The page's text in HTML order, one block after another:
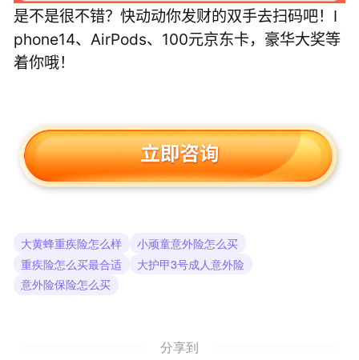
是不是很不错？快动动你发财的双手去扫码吧！I
phone14、AirPods、100元京东卡，豪华大奖等
着你哦！
大黄蜂重疾险怎么样
小顽童意外险怎么买
重疾险怎么买最合适
大护甲3号成人意外险
意外险保险怎么买
分享到